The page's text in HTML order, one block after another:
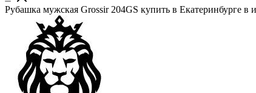
Рубашка мужская Grossir 204GS купить в Екатеринбурге